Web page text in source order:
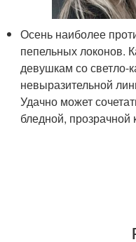
Осень наиболее
пепельных локонов.
девушкам со светло-
невыразительной
Удачно может
бледной, прозрачной